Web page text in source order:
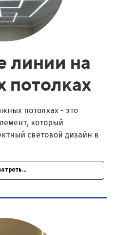
линии на
потолках
потолках - это
который
световой дизайн в